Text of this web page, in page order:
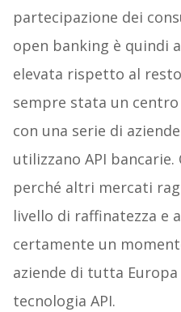
partecipazione dei
open banking è quindi
elevata rispetto al
sempre stata un
con una serie di
utilizzano API
perché altri mercati
livello di raffinatezza e
certamente un
aziende di tutta
tecnologia API.